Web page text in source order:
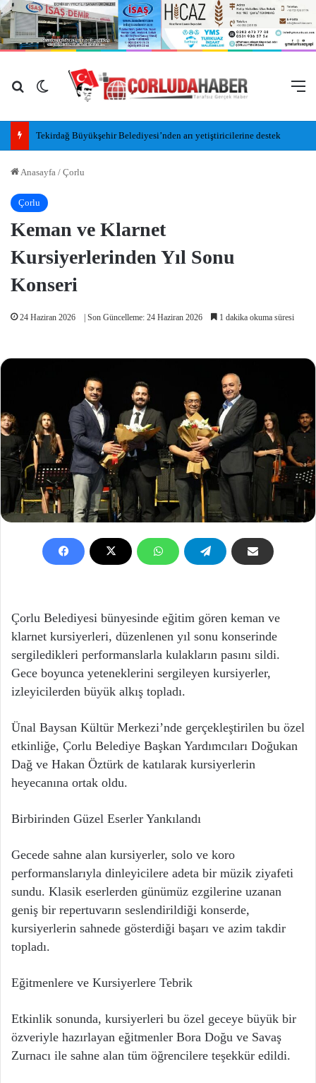
Arama yap ...
Dış görünümü değiştir
Tekirdağ Büyükşehir Belediyesi’nden arı yetiştiricilerine destek
Anasayfa / Çorlu
Çorlu
Keman ve Klarnet
Kursiyerlerinden Yıl Sonu
Konseri
24 Haziran 2026 | Son Güncelleme: 24 Haziran 2026 1 dakika okuma süresi
Çorlu Belediyesi bünyesinde eğitim gören keman ve
klarnet kursiyerleri, düzenlenen yıl sonu konserinde
sergiledikleri performanslarla kulakların pasını sildi.
Gece boyunca yeteneklerini sergileyen kursiyerler,
izleyicilerden büyük alkış topladı.
Ünal Baysan Kültür Merkezi’nde gerçekleştirilen bu özel
etkinliğe, Çorlu Belediye Başkan Yardımcıları Doğukan
Dağ ve Hakan Öztürk de katılarak kursiyerlerin
heyecanına ortak oldu.
Birbirinden Güzel Eserler Yankılandı
Gecede sahne alan kursiyerler, solo ve koro
performanslarıyla dinleyicilere adeta bir müzik ziyafeti
sundu. Klasik eserlerden günümüz ezgilerine uzanan
geniş bir repertuvarın seslendirildiği konserde,
kursiyerlerin sahnede gösterdiği başarı ve azim takdir
topladı.
Eğitmenlere ve Kursiyerlere Tebrik
Etkinlik sonunda, kursiyerleri bu özel geceye büyük bir
özveriyle hazırlayan eğitmenler Bora Doğu ve Savaş
Zurnacı ile sahne alan tüm öğrencilere teşekkür edildi.